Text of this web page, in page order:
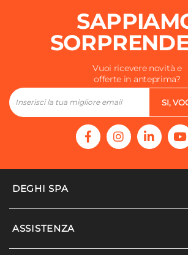
Vuoi ricevere novità e
offerte in anteprima?
SI,
DEGHI SPA
Accedi/Registrati
ASSISTENZA